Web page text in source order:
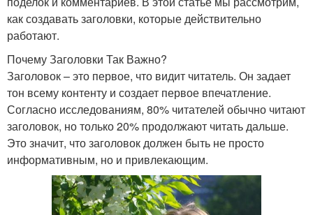
как создавать заголовки, которые действительно
работают.
Почему Заголовки Так Важно?
Заголовок – это первое, что видит читатель. Он задает
тон всему контенту и создает первое впечатление.
Согласно исследованиям, 80% читателей обычно читают
заголовок, но только 20% продолжают читать дальше.
Это значит, что заголовок должен быть не просто
информативным, но и привлекающим.